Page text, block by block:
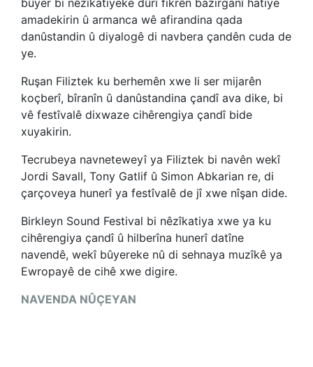
bûyer bi nêzîkatiyeke dûrî fikrên bazirganî hatiye
amadekirin û armanca wê afirandina qada
danûstandin û diyalogê di navbera çandên cuda de
ye.
Ruşan Filiztek ku berhemên xwe li ser mijarên
koçberî, bîranîn û danûstandina çandî ava dike, bi
vê festîvalê dixwaze cihêrengiya çandî bide
xuyakirin.
Tecrubeya navneteweyî ya Filiztek bi navên wekî
Jordi Savall, Tony Gatlif û Simon Abkarian re, di
çarçoveya hunerî ya festîvalê de jî xwe nîşan dide.
Birkleyn Sound Festival bi nêzîkatiya xwe ya ku
cihêrengiya çandî û hilberîna hunerî datîne
navendê, wekî bûyereke nû di sehnaya muzîkê ya
Ewropayê de cihê xwe digire.
NAVENDA NÛÇEYAN